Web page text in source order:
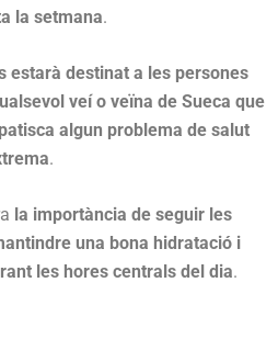
la setmana.
estarà destinat a les persones
veí o veïna de Sueca que
algun problema de salut
.
la importància de seguir les
una bona hidratació i
les hores centrals del dia.